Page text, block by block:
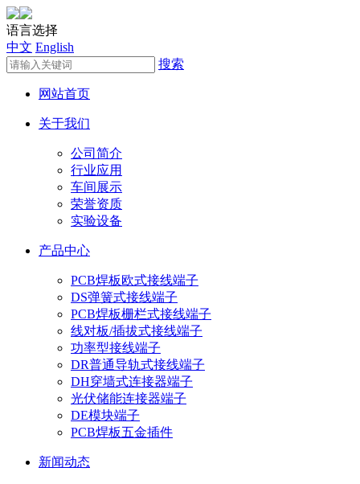
语言选择
中文 English
搜索
网站首页
关于我们
公司简介
行业应用
车间展示
荣誉资质
实验设备
产品中心
PCB焊板欧式接线端子
DS弹簧式接线端子
PCB焊板栅栏式接线端子
线对板/插拔式接线端子
功率型接线端子
DR普通导轨式接线端子
DH穿墙式连接器端子
光伏储能连接器端子
DE模块端子
PCB焊板五金插件
新闻动态